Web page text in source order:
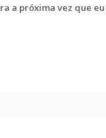
a próxima vez que